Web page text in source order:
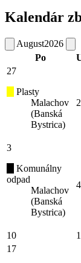
Kalendár
August2026
Po
27
Plasty
Malachov
(Banská
Bystrica)
3
Komunálny
odpad
Malachov
(Banská
Bystrica)
4
10
17